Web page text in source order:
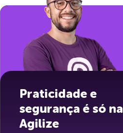
Praticidade e
segurança é só na
Agilize